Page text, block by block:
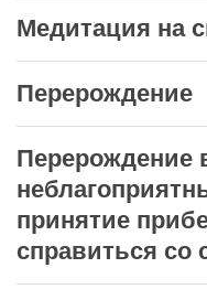
Медитация на
Перерождение
Перерождение
принятие
справиться со